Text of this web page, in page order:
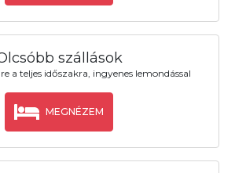
szállások
a teljes időszakra, ingyenes lemondással
MEGNÉZEM